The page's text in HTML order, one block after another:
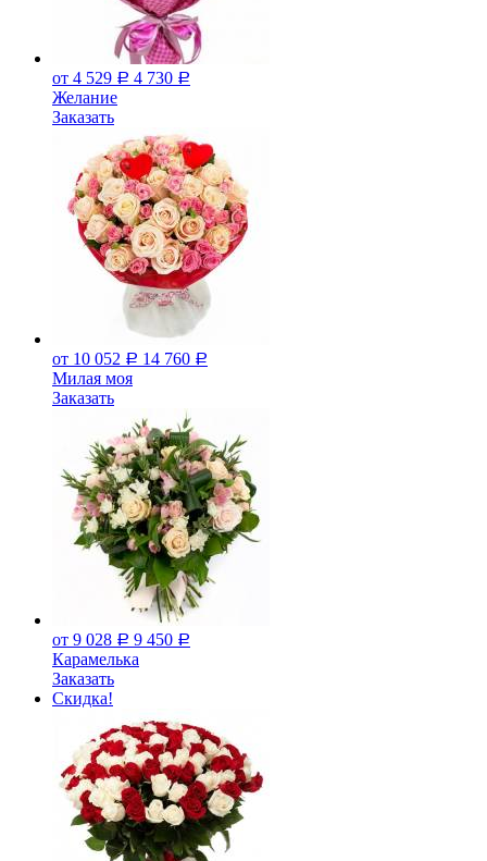
от 4 529 Р 4 730 Р
Желание
Заказать
от 10 052 Р 14 760 Р
Милая моя
Заказать
от 9 028 Р 9 450 Р
Карамелька
Заказать
Скидка!